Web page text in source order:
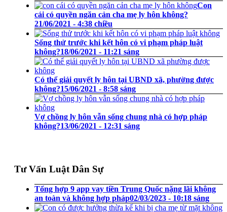
Con
cái có quyền ngăn cản cha mẹ ly hôn không?
21/06/2021 - 4:38 chiều
Sống thử trước khi kết hôn có vi phạm pháp luật
không?18/06/2021 - 11:21 sáng
Có thể giải quyết ly hôn tại UBND xã, phường được
không?15/06/2021 - 8:58 sáng
Vợ chồng ly hôn vẫn sống chung nhà có hợp pháp
không?13/06/2021 - 12:31 sáng
Tư Vấn Luật Dân Sự
Tổng hợp 9 app vay tiền Trung Quốc nặng lãi không
an toàn và không hợp pháp02/03/2023 - 10:18 sáng